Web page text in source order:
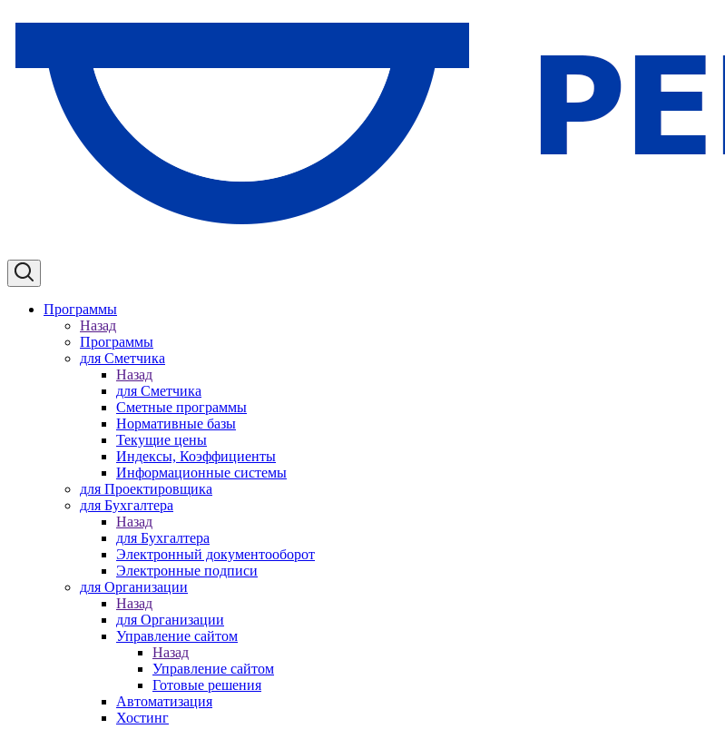
Программы
Назад
Программы
для Сметчика
Назад
для Сметчика
Сметные программы
Нормативные базы
Текущие цены
Индексы, Коэффициенты
Информационные системы
для Проектировщика
для Бухгалтера
Назад
для Бухгалтера
Электронный документооборот
Электронные подписи
для Организации
Назад
для Организации
Управление сайтом
Назад
Управление сайтом
Готовые решения
Автоматизация
Хостинг